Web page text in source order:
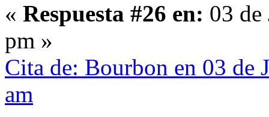
« Respuesta #26 en: 03
pm »
Cita de: Bourbon en 03 de
am